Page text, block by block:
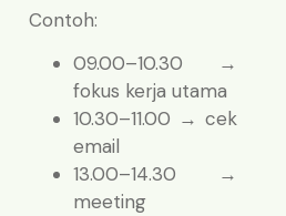
Contoh:
09.00–10.30 →
fokus kerja utama
10.30–11.00 → cek
email
13.00–14.30 →
meeting